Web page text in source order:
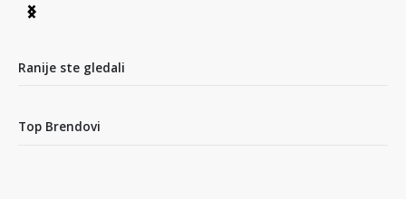
Item
9
Ranije ste gledali
Top Brendovi